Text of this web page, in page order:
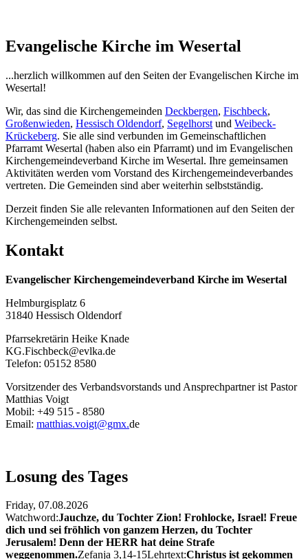
Evangelische Kirche im Wesertal
...herzlich willkommen auf den Seiten der Evangelischen Kirche im
Wesertal!
Wir, das sind die Kirchengemeinden Deckbergen, Fischbeck,
Großenwieden, Hessisch Oldendorf, Segelhorst und Weibeck-
Krückeberg. Sie alle sind verbunden im Gemeinschaftlichen
Pfarramt Wesertal (haben also ein Pfarramt) und im Evangelischen
Kirchengemeindeverband Kirche im Wesertal. Ihre gemeinsamen
Aktivitäten werden vom Vorstand des Kirchengemeindeverbandes
vertreten. Die Gemeinden sind aber weiterhin selbstständig.
Derzeit finden Sie alle relevanten Informationen auf den Seiten der
Kirchengemeinden selbst.
Kontakt
Evangelischer Kirchengemeindeverband Kirche im Wesertal
Helmburgisplatz 6
31840 Hessisch Oldendorf
Pfarrsekretärin Heike Knade
KG.Fischbeck@evlka.de
Telefon: 05152 8580
Vorsitzender des Verbandsvorstands und Ansprechpartner ist Pastor
Matthias Voigt
Mobil: +49 515 - 8580
Email: matthias.voigt@gmx.de
Losung des Tages
Friday, 07.08.2026
Watchword:Jauchze, du Tochter Zion! Frohlocke, Israel! Freue
dich und sei fröhlich von ganzem Herzen, du Tochter
Jerusalem! Denn der HERR hat deine Strafe
weggenommen.Zefanja 3,14-15Lehrtext:Christus ist gekommen